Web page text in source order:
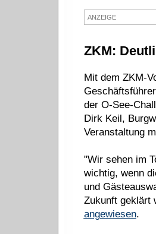
ANZEIGE
ZKM:
Mit dem ZKM-
der O-See-
Dirk Keil,
Veranstaltung
"Wir sehen im
wichtig, wenn
und
Zukunft geklärt
angewiesen.